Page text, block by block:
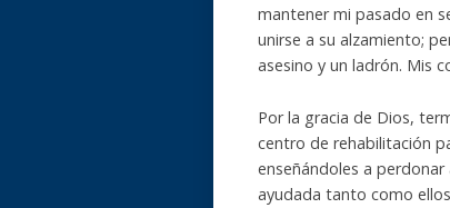
mantener mi pasado en
unirse a su alzamiento;
asesino y un ladrón. Mis
Por la gracia de Dios,
centro de rehabilitación
enseñándoles a
ayudada tanto como